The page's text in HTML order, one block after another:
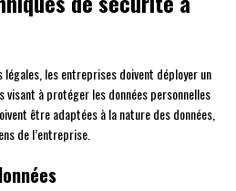
légales, les entreprises doivent déployer un
visant à protéger les données personnelles
être adaptées à la nature des données,
de l’entreprise.